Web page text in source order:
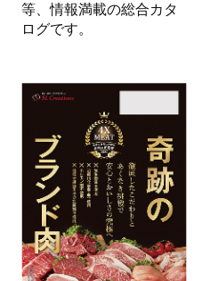
等、情報満載の総合カタ
ログです。